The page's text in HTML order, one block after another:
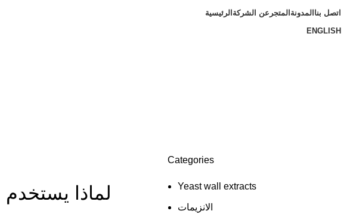
الرئيسية عن الشركة المتجر المدونة اتصل بنا
ENGLISH
لماذا يستخدم
Categories
Yeast wall extracts
الانزيمات